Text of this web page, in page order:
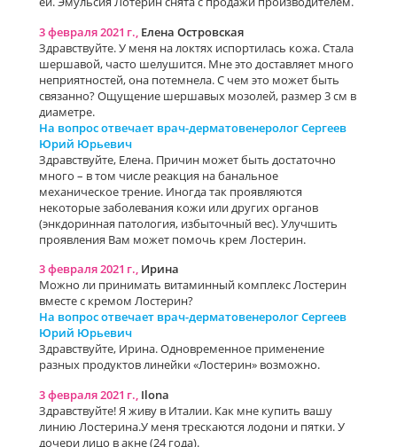
3 февраля 2021 г., Елена Островская
Здравствуйте. У меня на локтях испортилась кожа. Стала
шершавой, часто шелушится. Мне это доставляет много
неприятностей, она потемнела. С чем это может быть
связанно? Ощущение шершавых мозолей, размер 3 см в
диаметре.
На вопрос отвечает врач-дерматовенеролог Сергеев
Юрий Юрьевич
Здравствуйте, Елена. Причин может быть достаточно
много – в том числе реакция на банальное
механическое трение. Иногда так проявляются
некоторые заболевания кожи или других органов
(энкдоринная патология, избыточный вес). Улучшить
проявления Вам может помочь крем Лостерин.
3 февраля 2021 г., Ирина
Можно ли принимать витаминный комплекс Лостерин
вместе с кремом Лостерин?
На вопрос отвечает врач-дерматовенеролог Сергеев
Юрий Юрьевич
Здравствуйте, Ирина. Одновременное применение
разных продуктов линейки «Лостерин» возможно.
3 февраля 2021 г., Ilona
Здравствуйте! Я живу в Италии. Как мне купить вашу
линию Лостерина.У меня трескаются лодони и пятки. У
дочери лицо в акне (24 года).